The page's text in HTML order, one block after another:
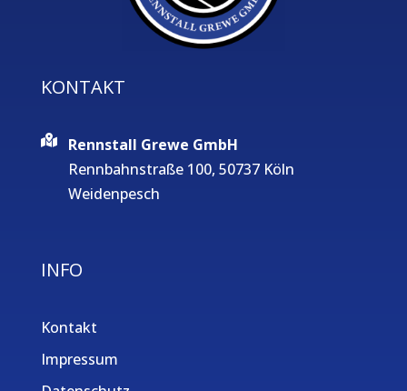
KONTAKT
Rennstall Grewe GmbH
Rennbahnstraße 100, 50737 Köln
Weidenpesch
INFO
Kontakt
Impressum